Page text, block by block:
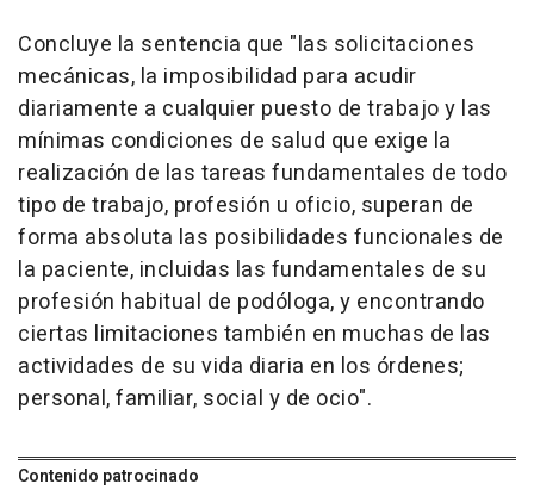
Concluye la sentencia que "las solicitaciones
mecánicas, la imposibilidad para acudir
diariamente a cualquier puesto de trabajo y las
mínimas condiciones de salud que exige la
realización de las tareas fundamentales de todo
tipo de trabajo, profesión u oficio, superan de
forma absoluta las posibilidades funcionales de
la paciente, incluidas las fundamentales de su
profesión habitual de podóloga, y encontrando
ciertas limitaciones también en muchas de las
actividades de su vida diaria en los órdenes;
personal, familiar, social y de ocio".
Contenido patrocinado